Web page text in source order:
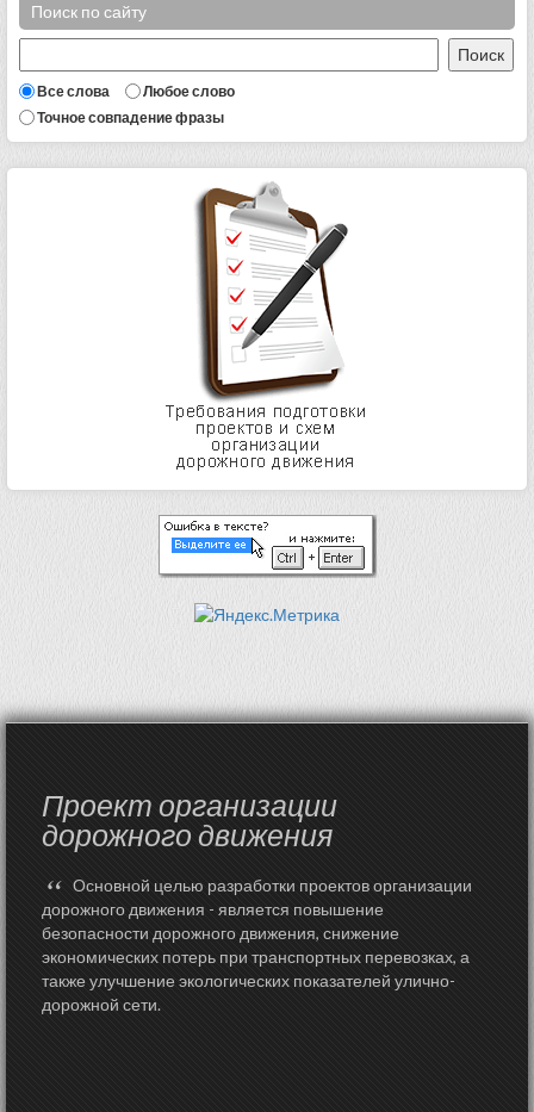
Поиск по сайту
Все слова
Любое слово
Точное совпадение фразы
Проект организации
дорожного движения
“ Основной целью разработки проектов организации
дорожного движения - является повышение
безопасности дорожного движения, снижение
экономических потерь при транспортных перевозках, а
также улучшение экологических показателей улично-
дорожной сети.